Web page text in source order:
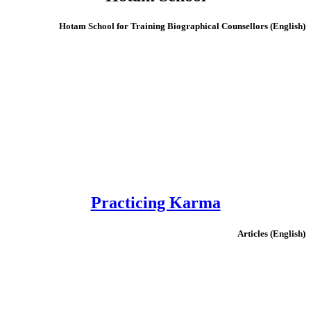
(English) Hotam School for Training Biographical Counsellors
Practicing Karma
(English) Articles